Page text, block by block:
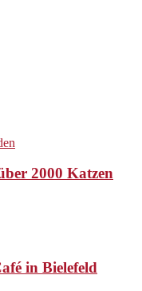
2000 Katzen
in Bielefeld